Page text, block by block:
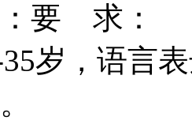
要 求：
岁，语言